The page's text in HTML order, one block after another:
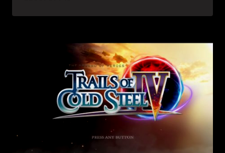
COLD
IV
GUIDA
AL
TRUE
ENDING